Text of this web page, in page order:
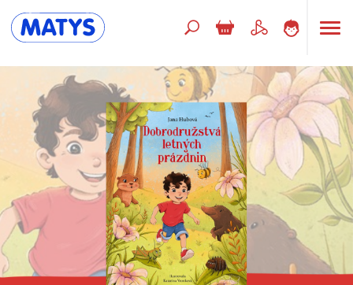
Beletria pre deti
Doplnkový sortiment
Jazyky
Poézia
Populárno - náučné pre deti
Predškoláci